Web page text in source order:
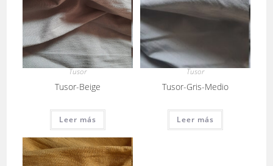
Tusor
Tusor-Beige
Leer más
Tusor
Tusor-Gris-Medio
Leer más